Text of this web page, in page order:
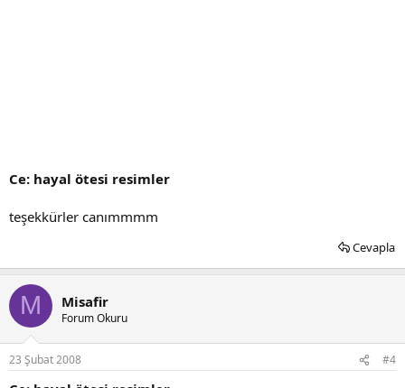
Ce: hayal ötesi resimler
teşekkürler canımmmm
Cevapla
M Misafir
Forum Okuru
23 Şubat 2008 #4